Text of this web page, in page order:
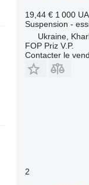
19,44 € 1 000
Suspension -
Ukraine,
FOP Priz V.P.
Contacter le
2